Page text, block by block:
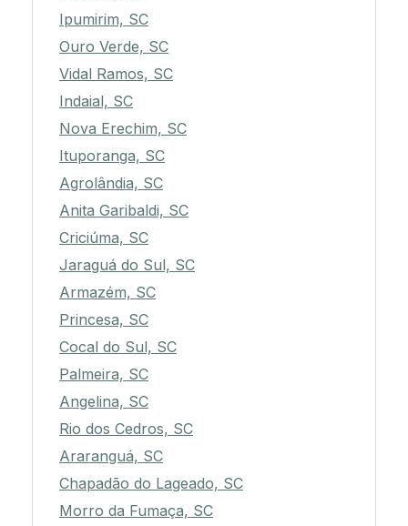
Ipumirim, SC
Ouro Verde, SC
Vidal Ramos, SC
Indaial, SC
Nova Erechim, SC
Ituporanga, SC
Agrolândia, SC
Anita Garibaldi, SC
Criciúma, SC
Jaraguá do Sul, SC
Armazém, SC
Princesa, SC
Cocal do Sul, SC
Palmeira, SC
Angelina, SC
Rio dos Cedros, SC
Araranguá, SC
Chapadão do Lageado, SC
Morro da Fumaça, SC